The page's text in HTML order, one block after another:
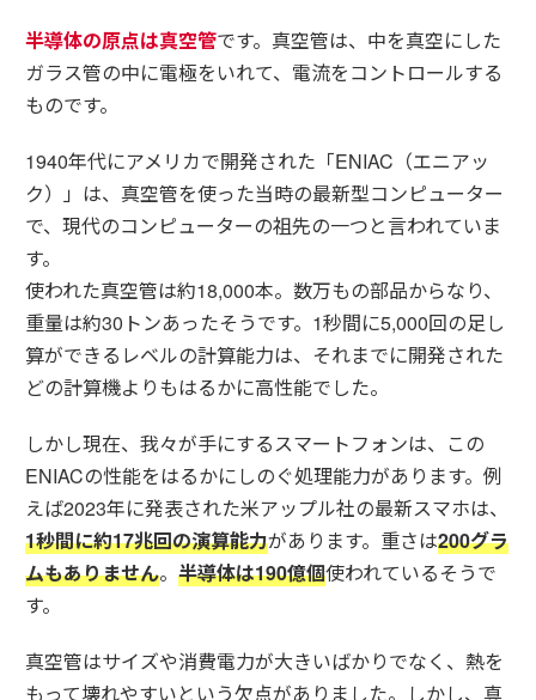
半導体の原点は真空管です。真空管は、中を真空にした
ガラス管の中に電極をいれて、電流をコントロールする
ものです。
1940年代にアメリカで開発された「ENIAC（エニアッ
ク）」は、真空管を使った当時の最新型コンピューター
で、現代のコンピューターの祖先の一つと言われていま
す。
使われた真空管は約18,000本。数万もの部品からなり、
重量は約30トンあったそうです。1秒間に5,000回の足し
算ができるレベルの計算能力は、それまでに開発された
どの計算機よりもはるかに高性能でした。
しかし現在、我々が手にするスマートフォンは、この
ENIACの性能をはるかにしのぐ処理能力があります。例
えば2023年に発表された米アップル社の最新スマホは、
1秒間に約17兆回の演算能力があります。重さは200グラ
ムもありません。半導体は190億個使われているそうで
す。
真空管はサイズや消費電力が大きいばかりでなく、熱を
もって壊れやすいという欠点がありました。しかし、真